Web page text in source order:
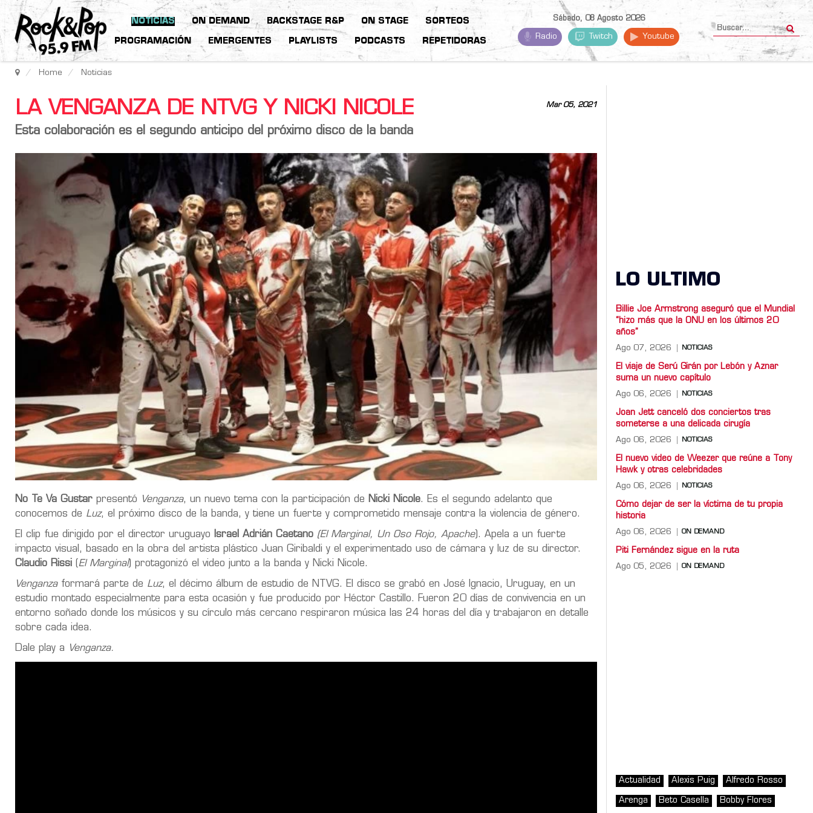
NOTICIAS ON DEMAND BACKSTAGE R&P ON STAGE SORTEOS
PROGRAMACIÓN EMERGENTES PLAYLISTS PODCASTS REPETIDORAS
Sábado, 08 Agosto 2026
Radio Twitch Youtube
Home Noticias
Mar 05, 2021
LA VENGANZA DE NTVG Y NICKI NICOLE
Esta colaboración es el segundo anticipo del próximo disco de la banda
No Te Va Gustar presentó Venganza, un nuevo tema con la participación de Nicki Nicole. Es el segundo adelanto que
conocemos de Luz, el próximo disco de la banda, y tiene un fuerte y comprometido mensaje contra la violencia de género.
El clip fue dirigido por el director uruguayo Israel Adrián Caetano (El Marginal, Un Oso Rojo, Apache). Apela a un fuerte
impacto visual, basado en la obra del artista plástico Juan Giribaldi y el experimentado uso de cámara y luz de su director.
Claudio Rissi
El Marginal) protagonizó el video junto a la banda y Nicki Nicole.
Venganza formará parte de Luz, el décimo álbum de estudio de NTVG. El disco se grabó en José Ignacio, Uruguay, en un
estudio montado especialmente para esta ocasión y fue producido por Héctor Castillo. Fueron 20 días de convivencia en un
entorno soñado donde los músicos y su círculo más cercano respiraron música las 24 horas del día y trabajaron en detalle
sobre cada idea.
Dale play a Venganza.
LO ULTIMO
Billie Joe Armstrong aseguró que el Mundial
“hizo más que la ONU en los últimos 20
años”
Ago 07, 2026 NOTICIAS
El viaje de Serú Girán por Lebón y Aznar
suma un nuevo capítulo
Ago 06, 2026 NOTICIAS
Joan Jett canceló dos conciertos tras
someterse a una delicada cirugía
Ago 06, 2026 NOTICIAS
El nuevo video de Weezer que reúne a Tony
Hawk y otras celebridades
Ago 06, 2026 NOTICIAS
Cómo dejar de ser la víctima de tu propia
historia
Ago 06, 2026 ON DEMAND
Piti Fernández sigue en la ruta
Ago 05, 2026 ON DEMAND
Actualidad Alexis Puig Alfredo Rosso
Arenga Beto Casella Bobby Flores